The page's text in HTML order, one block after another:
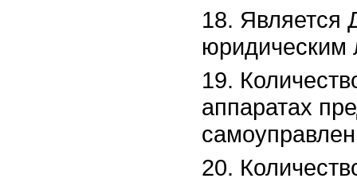
18. Является
юридическим
19.
аппаратах
20.